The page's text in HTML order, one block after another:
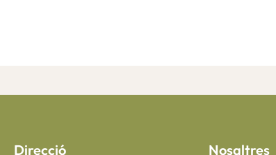
Direcció Nosaltres